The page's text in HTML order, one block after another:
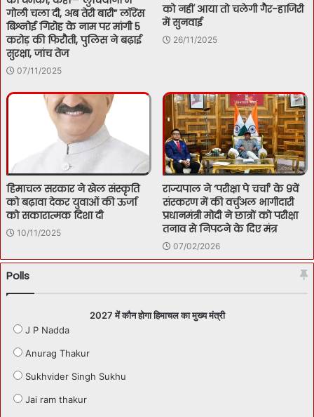
गोली चला दी, अब तेरी बारी” लॉरेंस
बिश्नोई गिरोह के नाम पर मांगी 5
करोड़ की फिरौती, पुलिस ने बढ़ाई
सुरक्षा, जांच तेज
07/11/2025
को नहीं आया तो चलेगी गैर-हाजिरी
में सुनवाई
26/11/2025
हिमाचल सरकार ने खेल संस्कृति
को बढ़ावा देकर युवाओं की ऊर्जा
को सकारात्मक दिशा दी
10/11/2025
राज्यपाल ने ‘परीक्षा पे चर्चा’ के 9वें
संस्करण में की वर्चुअल भागीदारी
प्रधानमंत्री मोदी ने छात्रों को परीक्षा
तनाव से निपटने के दिए मंत्र
07/02/2026
Polls
2027 में कौन होगा हिमाचल का मुख्य मंत्री
J P Nadda
Anurag Thakur
Sukhvider Singh Sukhu
Jai ram thakur